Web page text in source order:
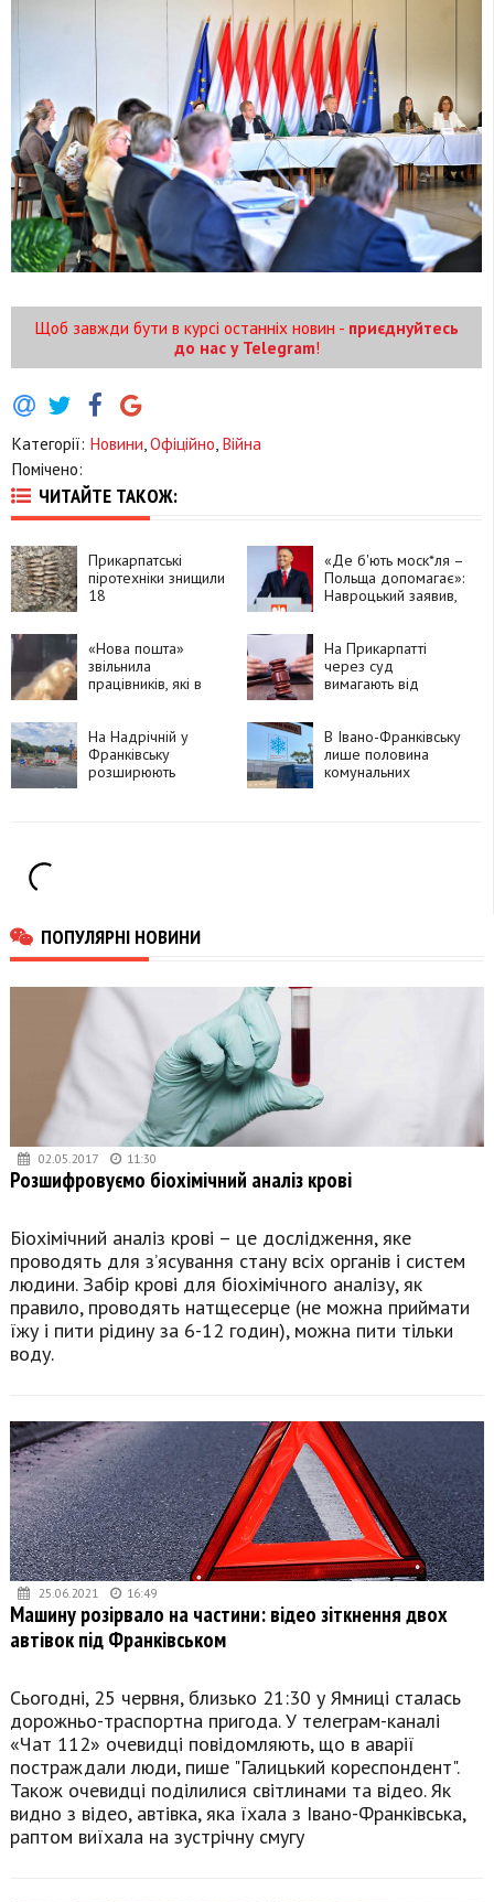
Щоб завжди бути в курсі останніх новин - приєднуйтесь
до нас у Telegram!
Категорії: Новини,Офіційно, Війна
Помічено:
ЧИТАЙТЕ ТАКОЖ:
Прикарпатські
піротехніки знищили
18
Другої світової
війни
«Де б'ють моск*ля –
Польща допомагає»:
Навроцький заявив,
допомогу Польщі,
але «без
банд*рівських
«Нова пошта»
звільнила
працівників, які в
На Прикарпатті
через суд
вимагають від
боргу за оренду
землі
На Надрічній у
Франківську
розширюють
В Івано-Франківську
лише половина
комунальних
ПОПУЛЯРНІ НОВИНИ
02.05.2017 11:30
Розшифровуємо біохімічний аналіз крові
Біохімічний аналіз крові – це дослідження, яке
проводять для з’ясування стану всіх органів і систем
людини. Забір крові для біохімічного аналізу, як
правило, проводять натщесерце (не можна приймати
їжу і пити рідину за 6-12 годин), можна пити тільки
воду.
25.06.2021 16:49
Машину розірвало на частини: відео зіткнення двох
автівок під Франківськом
Сьогодні, 25 червня, близько 21:30 у Ямниці сталась
дорожньо-траспортна пригода. У телеграм-каналі
«Чат 112» очевидці повідомляють, що в аварії
постраждали люди, пише "Галицький кореспондент".
Також очевидці поділилися світлинами та відео. Як
видно з відео, автівка, яка їхала з Івано-Франківська,
раптом виїхала на зустрічну смугу